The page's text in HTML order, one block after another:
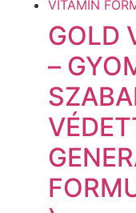
GOLD
–